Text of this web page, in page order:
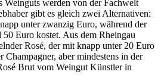
Weinguts werden von der Fachwelt
gibt es gleich zwei Alternativen:
unter zwanzig Euro, während der
50 Euro kostet. Aus dem Rheingau
Rosé, der mit knapp unter 20 Euro
Champagner, aber mindestens in der
Brut vom Weingut Künstler in